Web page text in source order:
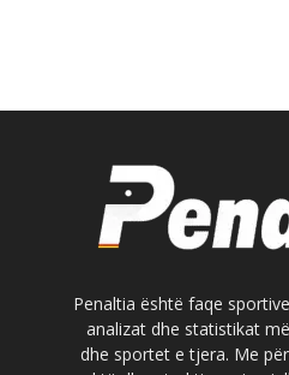
Penaltia është faqe
analizat dhe statistikat
dhe sportet e tjera. Me